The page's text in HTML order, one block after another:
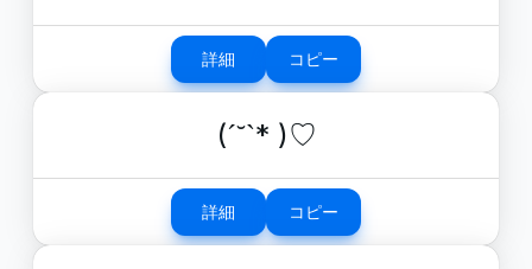
詳細 コピー
(ˊ˘ˋ* )♡
詳細 コピー